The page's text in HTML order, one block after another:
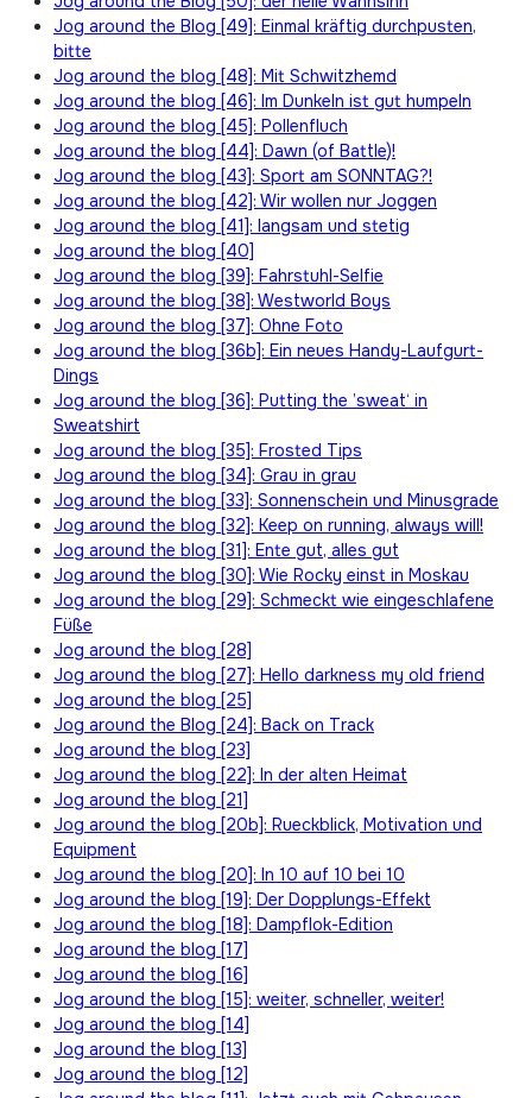
Jog around the Blog [49]: Einmal kräftig durchpusten,
bitte
Jog around the blog [48]: Mit Schwitzhemd
Jog around the blog [46]: Im Dunkeln ist gut humpeln
Jog around the blog [45]: Pollenfluch
Jog around the blog [44]: Dawn (of Battle)!
Jog around the blog [43]: Sport am SONNTAG?!
Jog around the blog [42]: Wir wollen nur Joggen
Jog around the blog [41]: langsam und stetig
Jog around the blog [40]
Jog around the blog [39]: Fahrstuhl-Selfie
Jog around the blog [38]: Westworld Boys
Jog around the blog [37]: Ohne Foto
Jog around the blog [36b]: Ein neues Handy-Laufgurt-
Dings
Jog around the blog [36]: Putting the ’sweat‘ in
Sweatshirt
Jog around the blog [35]: Frosted Tips
Jog around the blog [34]: Grau in grau
Jog around the blog [33]: Sonnenschein und Minusgrade
Jog around the blog [32]: Keep on running, always will!
Jog around the blog [31]: Ente gut, alles gut
Jog around the blog [30]: Wie Rocky einst in Moskau
Jog around the blog [29]: Schmeckt wie eingeschlafene
Füße
Jog around the blog [28]
Jog around the blog [27]: Hello darkness my old friend
Jog around the blog [25]
Jog around the Blog [24]: Back on Track
Jog around the blog [23]
Jog around the blog [22]: In der alten Heimat
Jog around the blog [21]
Jog around the blog [20b]: Rueckblick, Motivation und
Equipment
Jog around the blog [20]: In 10 auf 10 bei 10
Jog around the blog [19]: Der Dopplungs-Effekt
Jog around the blog [18]: Dampflok-Edition
Jog around the blog [17]
Jog around the blog [16]
Jog around the blog [15]: weiter, schneller, weiter!
Jog around the blog [14]
Jog around the blog [13]
Jog around the blog [12]